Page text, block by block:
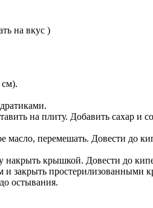
на вкус )
см).
на плиту. Добавить сахар и
масло, перемешать. Довести до
накрыть крышкой. Довести до
и закрыть простерилизованными
остывания.